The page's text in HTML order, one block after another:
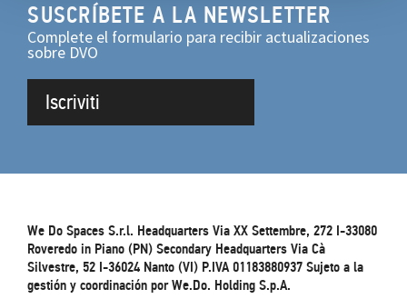
SUSCRÍBETE A LA NEWSLETTER
Complete el formulario para recibir actualizaciones
sobre DVO
Iscriviti
We Do Spaces S.r.l. Headquarters Via XX Settembre, 272 I-33080
Roveredo in Piano (PN) Secondary Headquarters Via Cà
Silvestre, 52 I-36024 Nanto (VI) P.IVA 01183880937 Sujeto a la
gestión y coordinación por We.Do. Holding S.p.A.